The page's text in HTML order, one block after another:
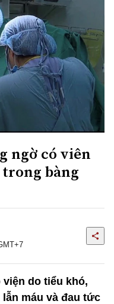
ngờ có viên
bàng
do tiểu khó,
máu và đau tức